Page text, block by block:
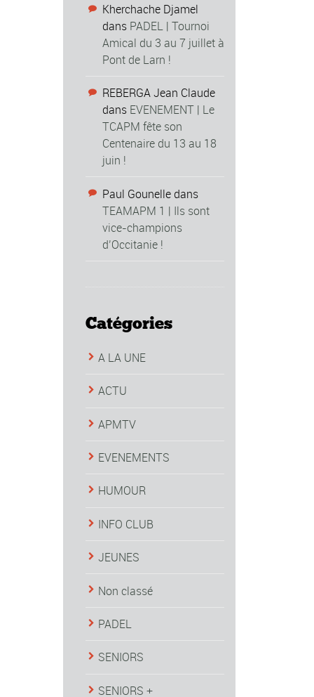
Kherchache Djamel
dans PADEL | Tournoi
Amical du 3 au 7 juillet à
Pont de Larn !
REBERGA Jean Claude
dans EVENEMENT | Le
TCAPM fête son
Centenaire du 13 au 18
juin !
Paul Gounelledans
TEAMAPM 1 | Ils sont
vice-champions
d’Occitanie !
Catégories
A LA UNE
ACTU
APMTV
EVENEMENTS
HUMOUR
INFO CLUB
JEUNES
Non classé
PADEL
SENIORS
SENIORS +